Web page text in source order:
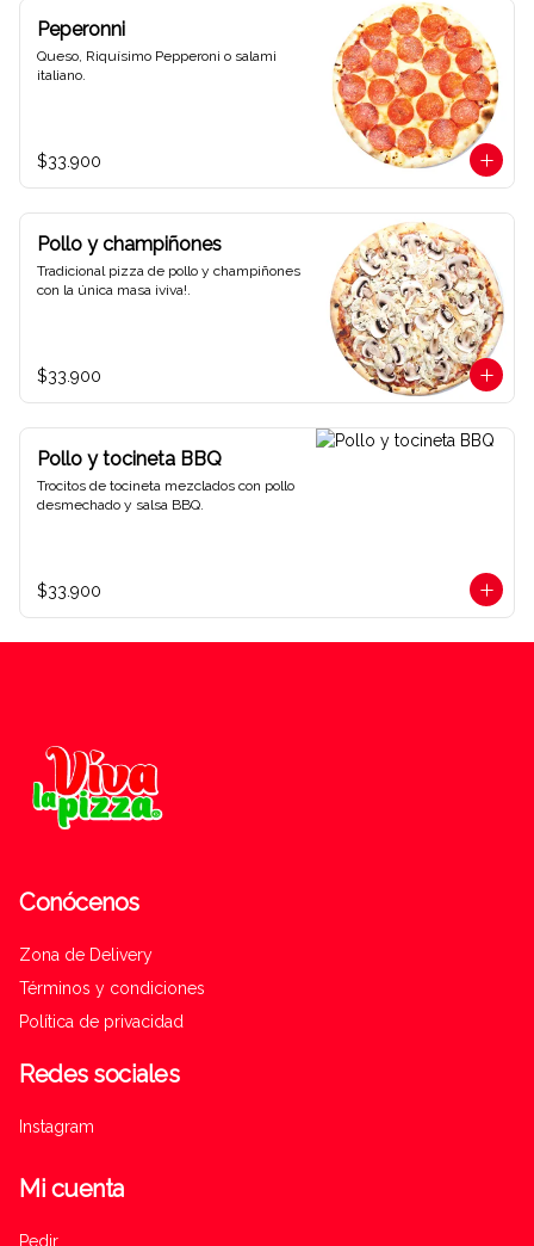
Peperonni
Queso, Riquísimo Pepperoni o salami
italiano.
$33.900
Pollo y champiñones
Tradicional pizza de pollo y champiñones
con la única masa ¡viva!.
$33.900
Pollo y tocineta BBQ
Trocitos de tocineta mezclados con pollo
desmechado y salsa BBQ.
$33.900
Conócenos
Zona de Delivery
Términos y condiciones
Política de privacidad
Redes sociales
Instagram
Mi cuenta
Pedir